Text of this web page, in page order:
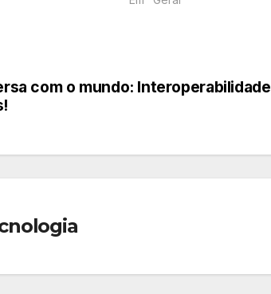
com o mundo: Interoperabilidade